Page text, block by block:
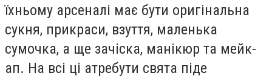
їхньому арсеналі має бути оригінальна
сукня, прикраси, взуття, маленька
сумочка, а ще зачіска, манікюр та мейк-
ап. На всі ці атребути свята піде